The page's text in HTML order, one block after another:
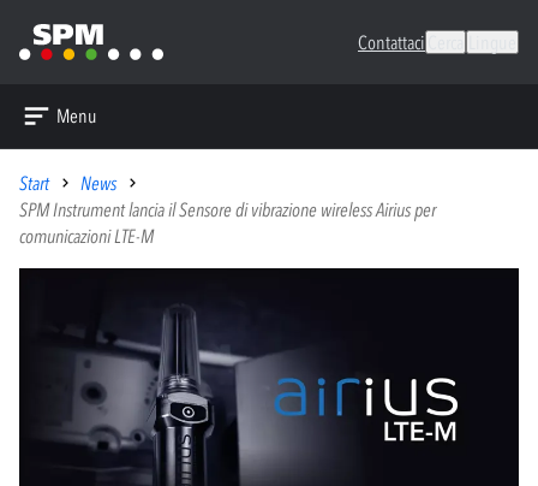
Contattaci
Menu
Start
News
SPM Instrument lancia il Sensore di vibrazione wireless Airius per
comunicazioni LTE-M